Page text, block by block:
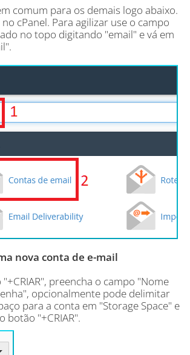
comum para os demais logo abaixo.
cPanel. Para agilizar use o campo
no topo digitando "email" e vá em
nova conta de e-mail
preencha o campo "Nome
opcionalmente pode delimitar
para a conta em "Storage Space" e
botão "+CRIAR".